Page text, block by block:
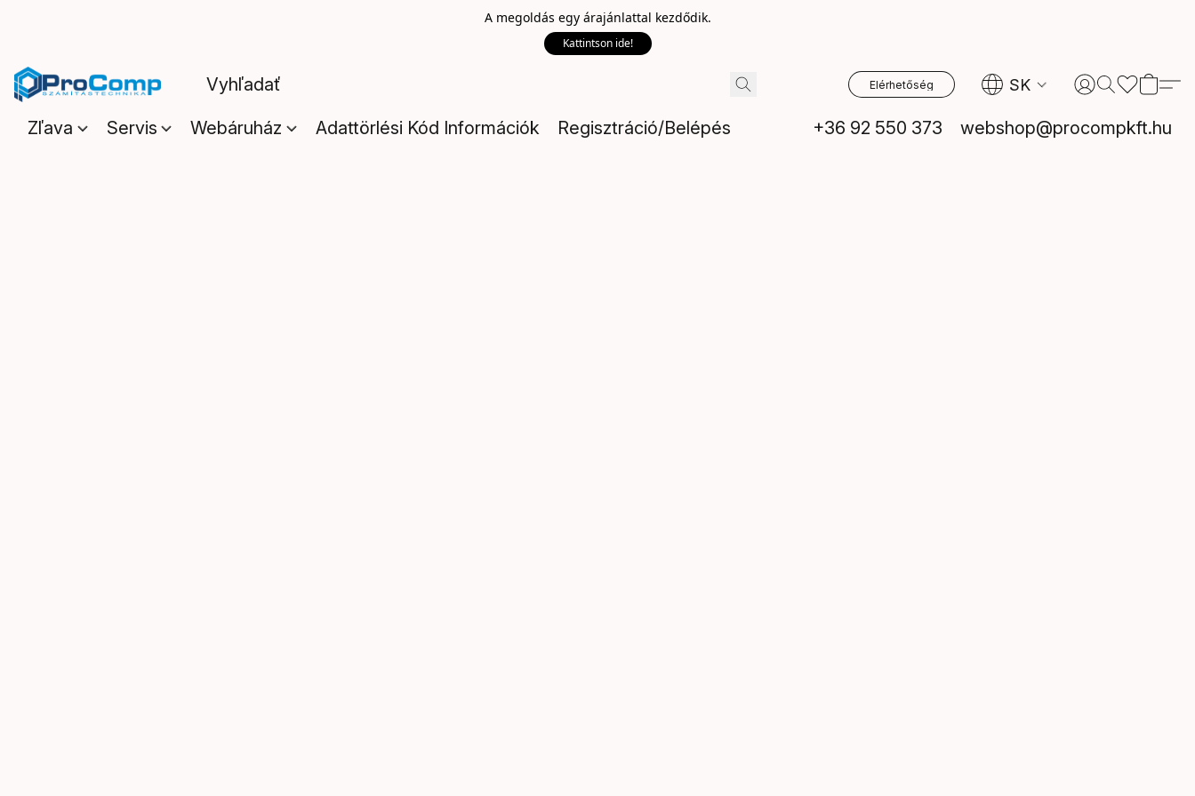
A megoldás egy árajánlattal kezdődik.
Kattintson ide!
Elérhetőség SK
Zľava Servis Webáruház Adattörlési Kód Információk Regisztráció/Belépés +36 92 550 373 webshop@procompkft.hu